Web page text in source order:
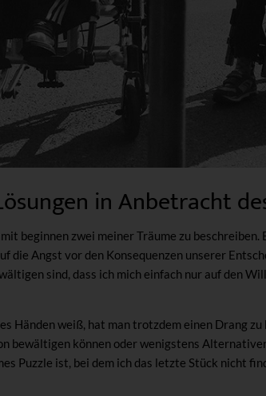
in Anbetracht
beginnen zwei meiner Träume zu
die Angst vor den Konsequenzen unserer
sind, dass ich mich einfach nur auf den
Händen weiß, hat man trotzdem einen Drang
bewältigen können oder wenigstens
Puzzle ist, bei dem ich das letzte Stück nicht